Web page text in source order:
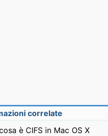
correlate
è CIFS in Mac OS X